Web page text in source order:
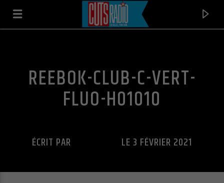
REEBOK-CLUB-C-VERT-
FLUO-H01010
ÉCRIT PAR LE 3 FÉVRIER 2021